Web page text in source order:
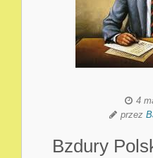
4
przez
Bzdury